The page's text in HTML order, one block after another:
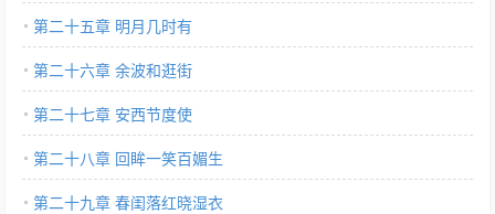
第二十五章 明月几时有
第二十六章 余波和逛街
第二十七章 安西节度使
第二十八章 回眸一笑百媚生
第二十九章 春闺落红晓湿衣